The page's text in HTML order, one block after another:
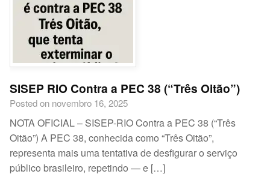
SISEP RIO Contra a PEC 38 (“Três Oitão”)
Posted on novembro 16, 2025
NOTA OFICIAL – SISEP-RIO Contra a PEC 38 (“Três
Oitão”) A PEC 38, conhecida como “Três Oitão”,
representa mais uma tentativa de desfigurar o serviço
público brasileiro, repetindo — e […]